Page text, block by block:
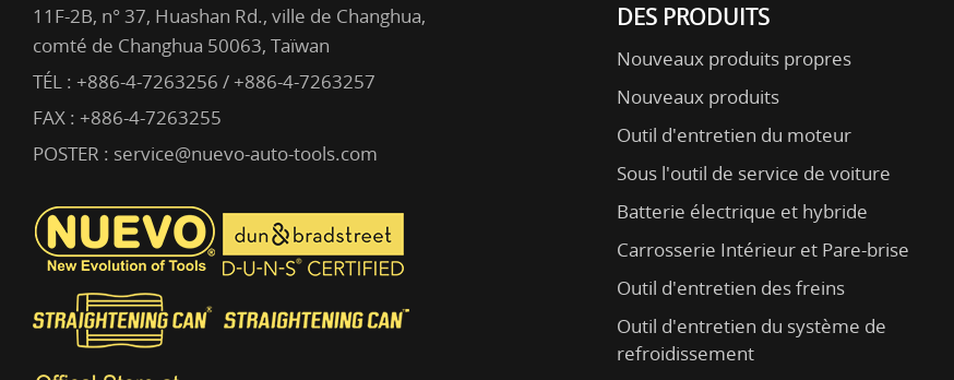
DES PRODUITS
Nouveaux produits propres
Nouveaux produits
Outil d'entretien du moteur
Sous l'outil de service de voiture
Batterie électrique et hybride
Carrosserie Intérieur et Pare-brise
Outil d'entretien des freins
Outil d'entretien du système de
refroidissement
11F-2B, n° 37, Huashan Rd., ville de Changhua,
comté de Changhua 50063, Taïwan
TÉL : +886-4-7263256 / +886-4-7263257
FAX : +886-4-7263255
POSTER : service@nuevo-auto-tools.com